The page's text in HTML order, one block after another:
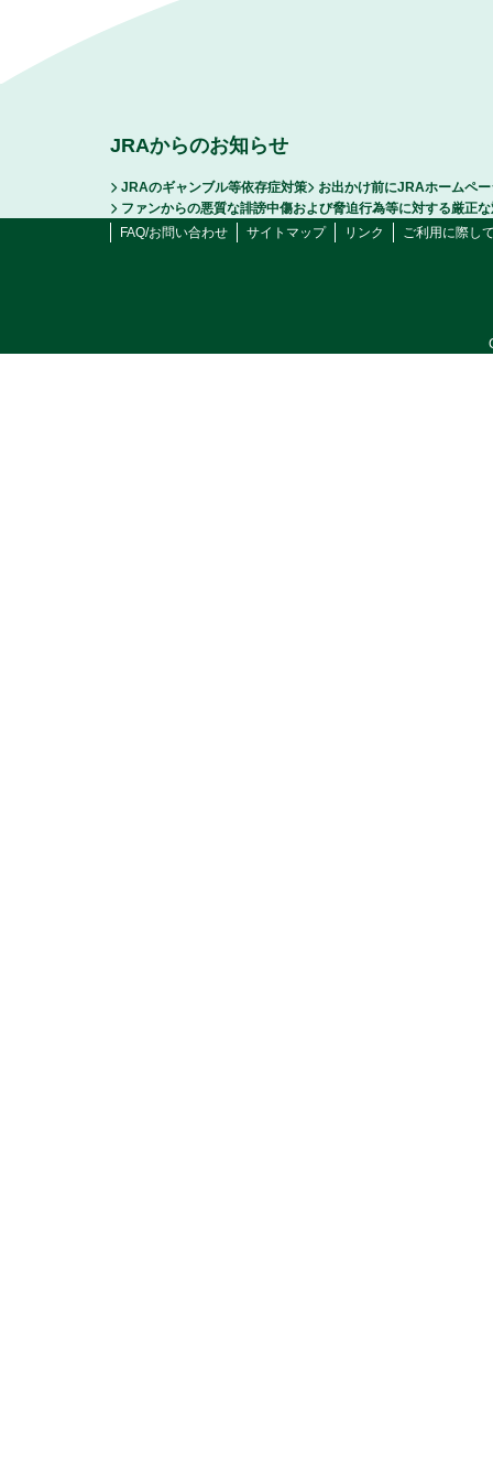
JRAからのお知らせ
JRAのギャンブル等依存症対策
お出かけ前にJRAホームペ
ファンからの悪質な誹謗中傷および脅迫行為等に対する厳正
FAQ/お問い合わせ
サイトマップ リンク ご利用に際し